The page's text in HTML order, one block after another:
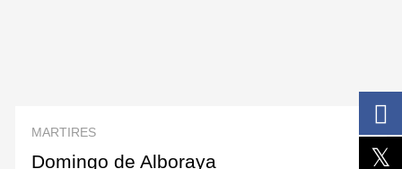
MARTIRES
Domingo de Alboraya